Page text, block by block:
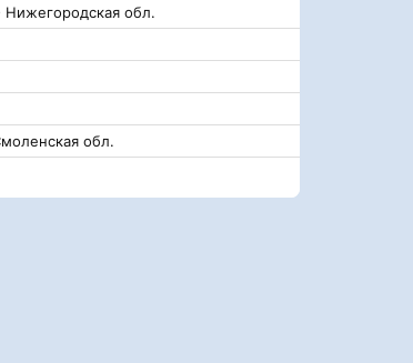
Нижегородская обл.
обл.